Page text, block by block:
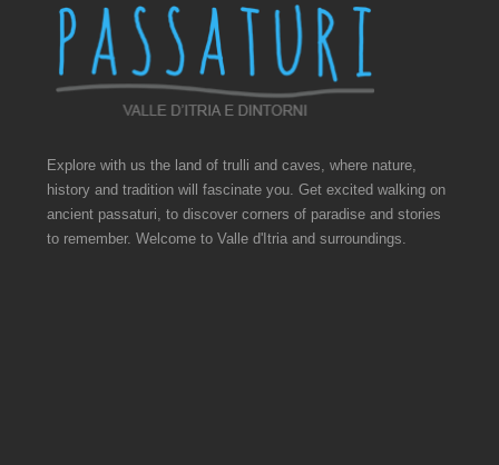
Explore with us the land of trulli and caves, where nature,
history and tradition will fascinate you. Get excited walking on
ancient passaturi, to discover corners of paradise and stories
to remember. Welcome to Valle d'Itria and surroundings.